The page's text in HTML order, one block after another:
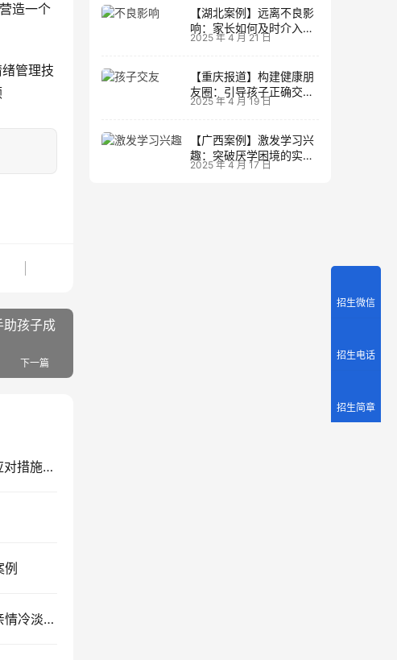
造一个
管理技
助孩子成
下一篇
【河南实录】青少年暴力倾向：情绪调控与应对措施探讨
天津市滨海新区16岁女孩暴力倾向、狂躁、亲情冷淡案例
【湖北案例】远离不良影
响：家长如何及时介入调
整方向
2025 年 4 月 21 日
【重庆报道】构建健康朋
友圈：引导孩子正确交友
的实践经验
2025 年 4 月 19 日
【广西案例】激发学习兴
趣：突破厌学困境的实战
经验
2025 年 4 月 17 日
招生微信
招生电话
招生简章